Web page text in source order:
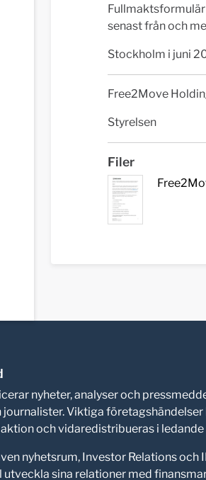
senast från och
Stockholm i juni
Free2Move
Styrelsen
Filer
nyheter, analyser och
journalister. Viktiga företagshändelser
och vidaredistribueras i
nyhetsrum, Investor Relations och
sina relationer med